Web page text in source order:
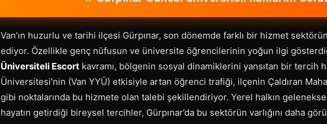
Van’ın huzurlu ve tarihi ilçesi Gürpınar, son dönemde farklı bir hizmet
ediyor. Özellikle genç nüfusun ve üniversite öğrencilerinin yoğun ilgi
Üniversiteli Escort kavramı, bölgenin sosyal dinamiklerini yansıtan bir tercih
Üniversitesi’nin (Van YYÜ) etkisiyle artan öğrenci trafiği, ilçenin Çaldıran
gibi noktalarında bu hizmete olan talebi şekillendiriyor. Yerel halkın geleneksel
hayatın getirdiği bireysel tercihler, Gürpınar’da bu sektörün varlığını daha